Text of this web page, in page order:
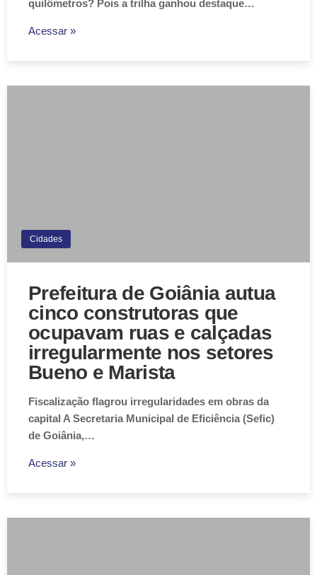
quilômetros? Pois a trilha ganhou destaque…
Acessar »
Cidades
Prefeitura de Goiânia autua
cinco construtoras que
ocupavam ruas e calçadas
irregularmente nos setores
Bueno e Marista
Fiscalização flagrou irregularidades em obras da
capital A Secretaria Municipal de Eficiência (Sefic)
de Goiânia,…
Acessar »